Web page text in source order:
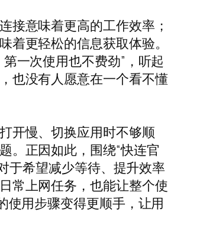
接意味着更高的工作效率；
更轻松的信息获取体验。
一次使用也不费劲”，听起
也没有人愿意在一个看不懂
开慢、切换应用时不够顺
。正因如此，围绕“快连官
于希望减少等待、提升效率
常上网任务，也能让整个使
使用步骤变得更顺手，让用